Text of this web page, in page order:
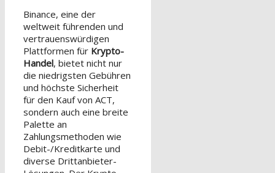
Binance, eine der
weltweit führenden und
vertrauenswürdigen
Plattformen für Krypto-
Handel, bietet nicht nur
die niedrigsten Gebühren
und höchste Sicherheit
für den Kauf von ACT,
sondern auch eine breite
Palette an
Zahlungsmethoden wie
Debit-/Kreditkarte und
diverse Drittanbieter-